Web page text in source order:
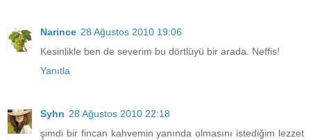
Narince 28 Ağustos 2010 19:06
Kesinlikle ben de severim bu dörtlüyü bir arada. Neffis!
Yanıtla
Syhn 28 Ağustos 2010 22:18
şimdi bir fincan kahvemin yanında olmasını istediğim lezzet